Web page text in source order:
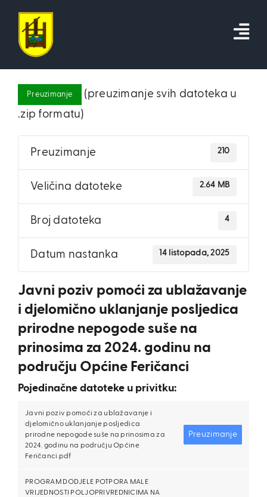
content
Preuzimanje
(preuzimanje svih datoteka u
.zip formatu)
Preuzimanje 210
Veličina datoteke 2.64 MB
Broj datoteka 4
Datum nastanka 14 listopada, 2025
Javni poziv pomoći za ublažavanje
i djelomično uklanjanje posljedica
prirodne nepogode suše na
prinosima za 2024. godinu na
području Općine Feričanci
Pojedinačne datoteke u privitku:
Javni poziv pomoći za ublažavanje i
djelomično uklanjanje posljedica
prirodne nepogode suše na prinosima za
2024. godinu na području Općine
Feričanci.pdf
Preuzimanje
PROGRAM DODJELE POTPORA MALE
VRIJEDNOSTI POLJOPRIVREDNICIMA NA